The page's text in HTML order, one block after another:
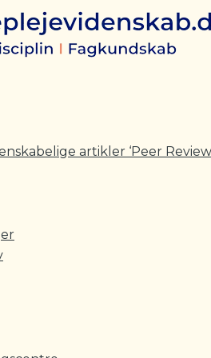
artikler ‘Peer
mail*